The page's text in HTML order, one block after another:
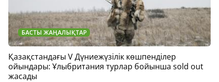
БАСТЫ ЖАҢАЛЫҚТАР
Қазақстандағы V Дүниежүзілік көшпенділер
ойындары: Ұлыбритания турлар бойынша sold out
жасады